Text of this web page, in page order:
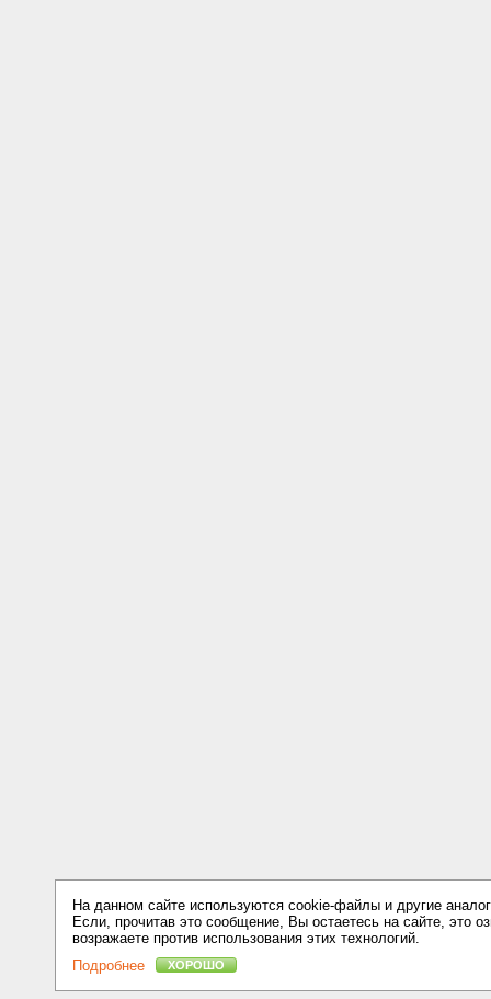
На данном сайте используются cookie-файлы и другие
Если, прочитав это сообщение, Вы остаетесь на сайте, это
возражаете против использования этих технологий.
Подробнее
ХОРОШО